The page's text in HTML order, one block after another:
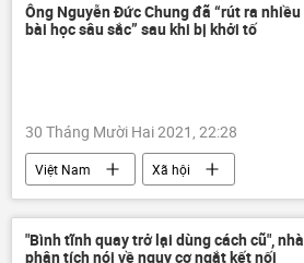
Ông Nguyễn Đức Chung đã “rút ra nhiều
bài học sâu sắc” sau khi bị khởi tố
30 Tháng Mười Hai 2021, 22:28
Việt Nam
Xã hội
Nguyễn Đức Chung
khởi tố
Pháp luật
"Bình tĩnh quay trở lại dùng cách cũ", nhà
phân tích nói về nguy cơ ngắt kết nối